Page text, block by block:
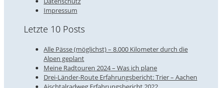
Impressum
Letzte 10 Posts
Alle Pässe (möglichst) – 8.000 Kilometer durch die
Alpen geplant
Meine Radtouren 2024 – Was ich plane
Drei-Länder-Route Erfahrungsbericht: Trier – Aachen